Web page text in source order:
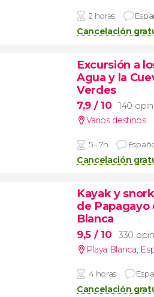
2 horas
Cancelación
Excursión a
Agua y la
Verdes
7,9 / 10
140
Varios destinos
5 - 7h
Cancelación
Kayak y
de Papagayo
Blanca
9,5 / 10
330
Playa Blanca,
4 horas
Cancelación